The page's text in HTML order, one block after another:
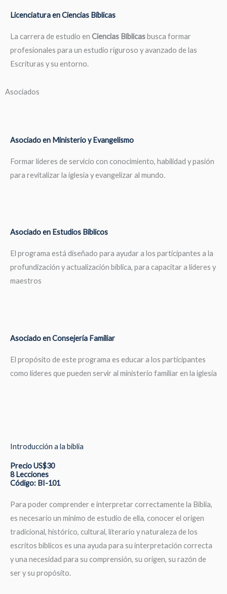
Licenciatura en Ciencias Bíblicas
La carrera de estudio en Ciencias Bíblicasbusca formar
profesionales para un estudio riguroso y avanzado de las
Escrituras y su entorno.
Asociados
Asociado en Ministerio y Evangelismo
Formar líderes de servicio con conocimiento, habilidad y pasión
para revitalizar la iglesia y evangelizar al mundo.
Asociado en Estudios Bíblicos
El programa está diseñado para ayudar a los participantes a la
profundización y actualización bíblica, para capacitar a líderes y
maestros
Asociado en Consejería Familiar
El propósito de este programa es educar a los participantes
como líderes que pueden servir al ministerio familiar en la iglesia
Introducción a la biblia
Precio US$30
8 Lecciones
Código: BI-101
Para poder comprender e interpretar correctamente la Biblia,
es necesario un mínimo de estudio de ella, conocer el origen
tradicional, histórico, cultural, literario y naturaleza de los
escritos bíblicos es una ayuda para su interpretación correcta
y una necesidad para su comprensión, su origen, su razón de
ser y su propósito.